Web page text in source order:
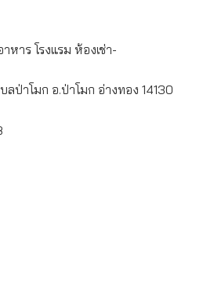
หาร โรงแรม ห้องเช่า-
ป่าโมก อ.ป่าโมก อ่างทอง 14130